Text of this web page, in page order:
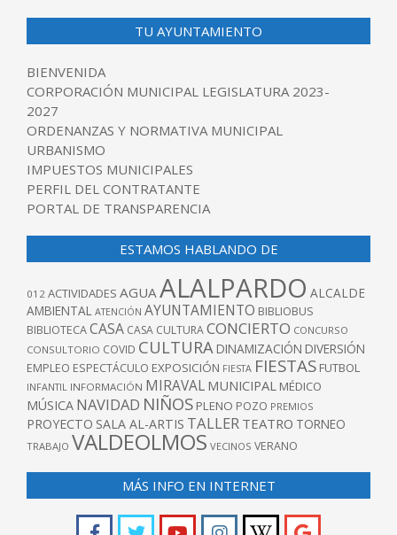
TU AYUNTAMIENTO
BIENVENIDA
CORPORACIÓN MUNICIPAL LEGISLATURA 2023-
2027
ORDENANZAS Y NORMATIVA MUNICIPAL
URBANISMO
IMPUESTOS MUNICIPALES
PERFIL DEL CONTRATANTE
PORTAL DE TRANSPARENCIA
ESTAMOS HABLANDO DE
012 ACTIVIDADES AGUA ALALPARDO ALCALDE
AMBIENTAL ATENCIÓN AYUNTAMIENTO BIBLIOBUS
BIBLIOTECACASA CASA CULTURACONCIERTO CONCURSO
CONSULTORIO COVID CULTURA DINAMIZACIÓN DIVERSIÓN
EMPLEO ESPECTÁCULO EXPOSICIÓN FIESTA FIESTAS FUTBOL
INFANTIL INFORMACIÓN MIRAVAL MUNICIPAL MÉDICO
MÚSICA NAVIDAD NIÑOS PLENO POZO PREMIOS
PROYECTO SALA AL-ARTIS TALLER TEATRO TORNEO
TRABAJO VALDEOLMOS VECINOS VERANO
MÁS INFO EN INTERNET